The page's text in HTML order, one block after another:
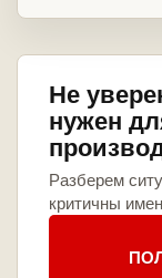
Не
нужен
Разберем
критичны